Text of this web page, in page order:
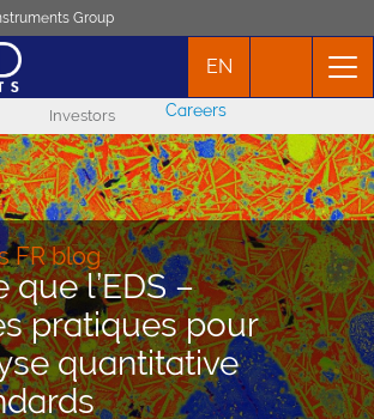
Group
Applications
Products
News
Events
EN
Investors Careers
FR blog
que l’EDS –
pratiques pour
quantitative